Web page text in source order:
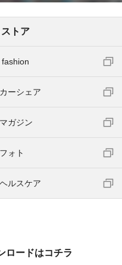
トア
fashion
ーシェア
ガジン
ォト
ルスケア
ロードはコチラ